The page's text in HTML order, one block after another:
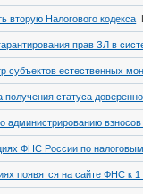
вторую Налогового кодекса
прав ЗЛ в
субъектов естественных
статуса
администрированию
ФНС России по
появятся на сайте ФНС к 1